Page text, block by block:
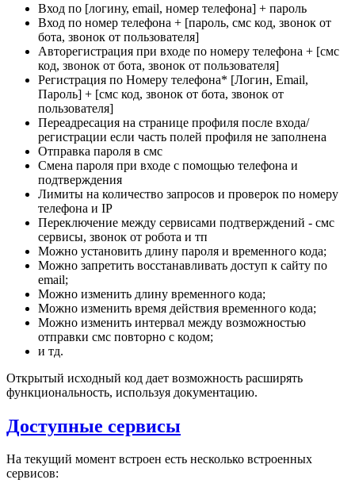
Вход по [логину, email, номер телефона] + пароль
Вход по номер телефона + [пароль, смс код, звонок от
бота, звонок от пользователя]
Авторегистрация при входе по номеру телефона + [смс
код, звонок от бота, звонок от пользователя]
Регистрация по Номеру телефона* [Логин, Email,
Пароль] + [смс код, звонок от бота, звонок от
пользователя]
Переадресация на странице профиля после входа/
регистрации если часть полей профиля не заполнена
Отправка пароля в смс
Смена пароля при входе с помощью телефона и
подтверждения
Лимиты на количество запросов и проверок по номеру
телефона и IP
Переключение между сервисами подтверждений - смс
сервисы, звонок от робота и тп
Можно установить длину пароля и временного кода;
Можно запретить восстанавливать доступ к сайту по
email;
Можно изменить длину временного кода;
Можно изменить время действия временного кода;
Можно изменить интервал между возможностью
отправки смс повторно с кодом;
и тд.
Открытый исходный код дает возможность расширять
функциональность, используя документацию.
Доступные сервисы
На текущий момент встроен есть несколько встроенных
сервисов: